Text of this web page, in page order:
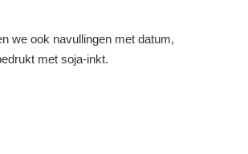
we ook navullingen met datum,
met soja-inkt.